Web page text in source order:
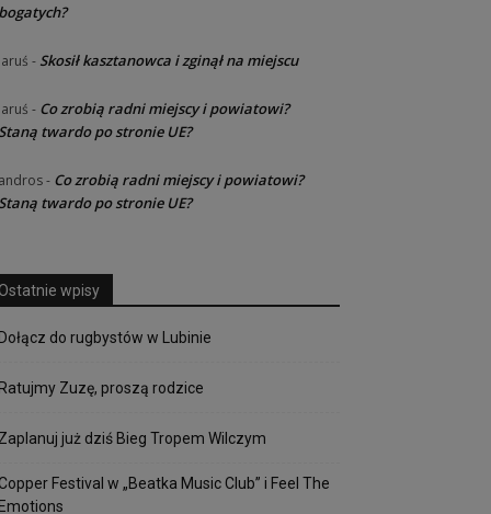
- Skosił kasztanowca i zginął na miejscu
- Co zrobią radni miejscy i powiatowi?
twardo po stronie UE?
- Co zrobią radni miejscy i powiatowi?
twardo po stronie UE?
wpisy
do rugbystów w Lubinie
Zuzę, proszą rodzice
już dziś Bieg Tropem Wilczym
Festival w „Beatka Music Club” i Feel The